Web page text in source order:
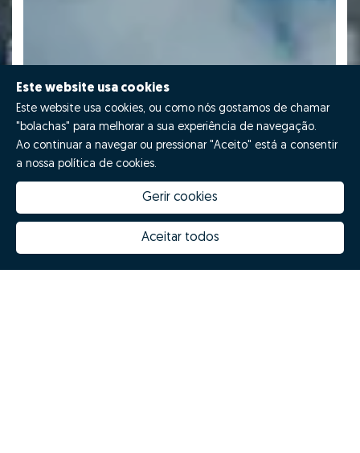
Este website usa cookies
Este website usa cookies, ou como nós gostamos de chamar
"bolachas" para melhorar a sua experiência de navegação.
Ao continuar a navegar ou pressionar "Aceito" está a consentir
a nossa política de cookies.
Gerir cookies
Aceitar todos